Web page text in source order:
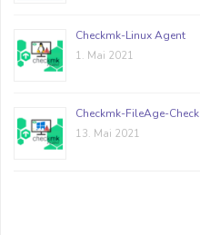
Checkmk-Linux Agent
1. Mai 2021
Checkmk-FileAge-Check
13. Mai 2021